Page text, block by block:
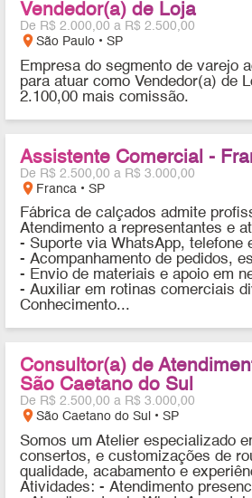
Vendedor(a) de Loja
De R$ 2.000,00 a R$ 2.500,00
location_onSão Paulo • SP
Empresa do segmento de varejo
para atuar como Vendedor(a) de
2.100,00 mais comissão.
Assistente Comercial -
De R$ 2.500,00 a R$ 3.000,00
location_on Franca • SP
Fábrica de calçados admite
Atendimento a representantes e
- Suporte via WhatsApp, telefone
- Acompanhamento de pedidos,
- Envio de materiais e apoio em
- Auxiliar em rotinas comerciais
Conhecimento...
Consultor(a) de
São Caetano do Sul
De R$ 2.500,00 a R$ 3.000,00
location_onSão Caetano do Sul • SP
Somos um Atelier especializado
consertos, e customizações de
qualidade, acabamento e
Atividades: - Atendimento